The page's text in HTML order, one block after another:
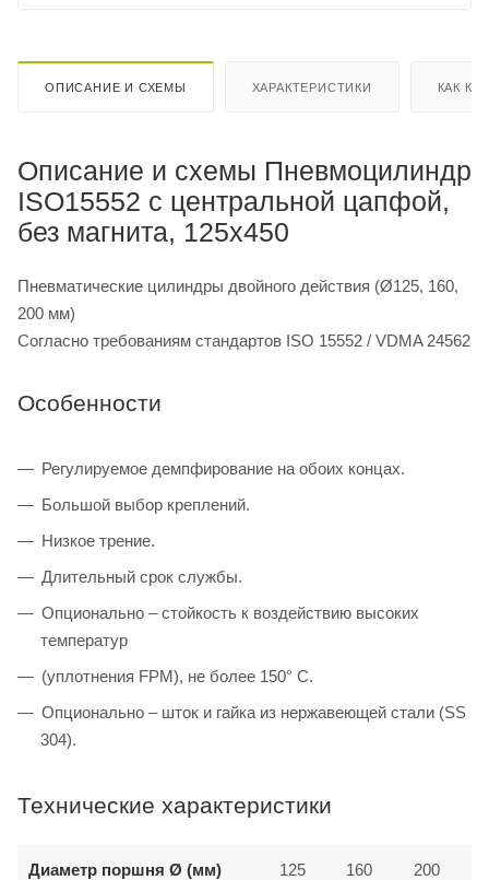
ОПИСАНИЕ И СХЕМЫ ХАРАКТЕРИСТИКИ КАК
Описание и схемы Пневмоцилиндр
ISO15552 с центральной цапфой,
без магнита, 125x450
Пневматические цилиндры двойного действия (Ø125, 160,
200 мм)
Согласно требованиям стандартов ISO 15552 / VDMA 24562
Особенности
Регулируемое демпфирование на обоих концах.
Большой выбор креплений.
Низкое трение.
Длительный срок службы.
Опционально – стойкость к воздействию высоких
температур
(уплотнения FPM), не более 150° C.
Опционально – шток и гайка из нержавеющей стали (SS
304).
Технические характеристики
Диаметр поршня Ø (мм) 125 160 200